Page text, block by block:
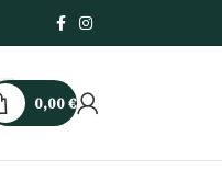
0,00€